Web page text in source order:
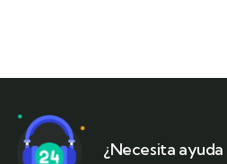
¿Necesita ayuda